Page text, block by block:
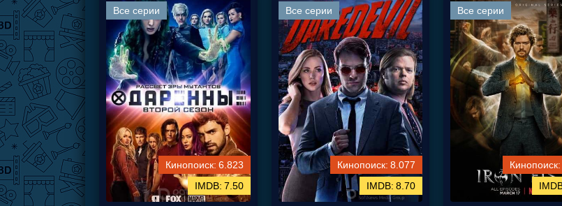
Все серии
6.823
7.50
Все серии
8.077
8.70
Все серии